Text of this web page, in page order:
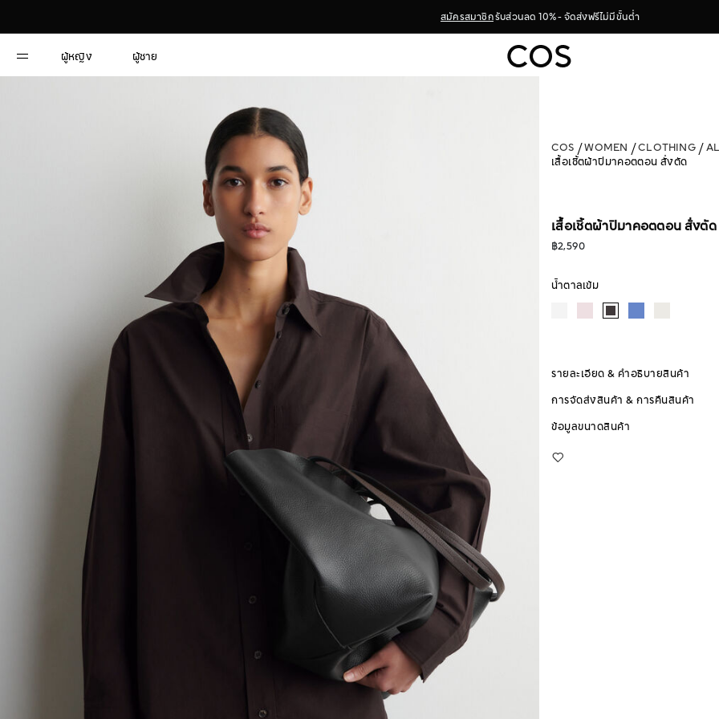
สมัครสมาชิกรับส่วนลด 10% - จัดส่งฟรีไม่มีขั้นต่ำ
ผู้หญิง ผู้ชาย
COS WOMEN CLOTHING
เสื้อเชิ้ตผ้าปิมาคอตตอน สั่งตัด
เสื้อเชิ้ตผ้าปิมาคอตตอน สั่งตัด
฿2,590
น้ำตาลเข้ม
รายละเอียด & คำอธิบายสินค้า
การจัดส่งสินค้า & การคืนสินค้า
ข้อมูลขนาดสินค้า